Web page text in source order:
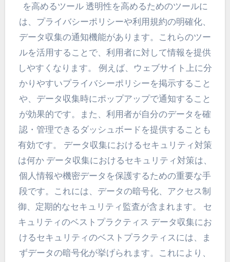
を高めるツール 透明性を高めるためのツールに
は、プライバシーポリシーや利用規約の明確化、
データ収集の通知機能があります。これらのツー
ルを活用することで、利用者に対して情報を提供
しやすくなります。 例えば、ウェブサイト上に分
かりやすいプライバシーポリシーを掲示すること
や、データ収集時にポップアップで通知すること
が効果的です。また、利用者が自分のデータを確
認・管理できるダッシュボードを提供することも
有効です。 データ収集におけるセキュリティ対策
は何か データ収集におけるセキュリティ対策は、
個人情報や機密データを保護するための重要な手
段です。これには、データの暗号化、アクセス制
御、定期的なセキュリティ監査が含まれます。 セ
キュリティのベストプラクティス データ収集にお
けるセキュリティのベストプラクティスには、ま
ずデータの暗号化が挙げられます。これにより、